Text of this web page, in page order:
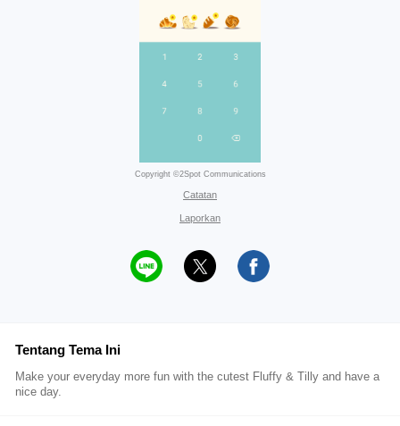
Copyright ©2Spot Communications
Catatan
Laporkan
Tentang Tema Ini
Make your everyday more fun with the cutest Fluffy & Tilly and have a
nice day.